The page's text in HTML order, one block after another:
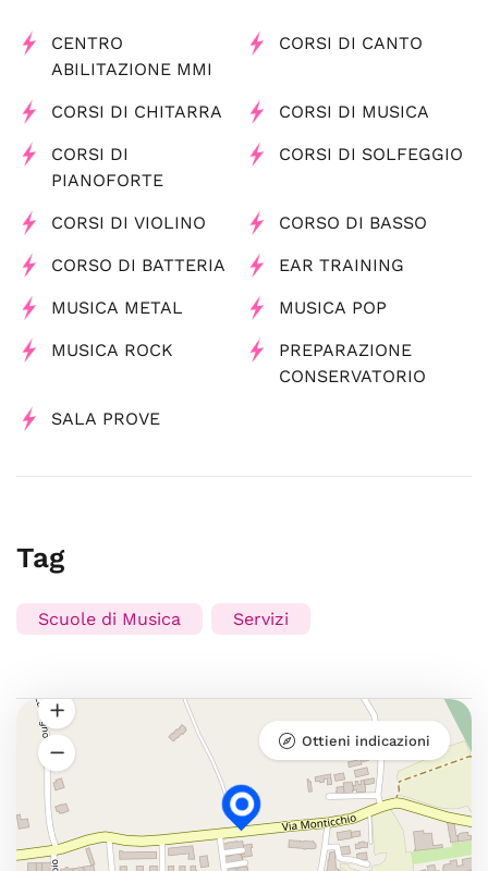
CENTRO
ABILITAZIONE MMI
CORSI DI CANTO
CORSI DI CHITARRA CORSI DI MUSICA
CORSI DI
PIANOFORTE
CORSI DI SOLFEGGIO
CORSI DI VIOLINO CORSO DI BASSO
CORSO DI BATTERIA EAR TRAINING
MUSICA METAL MUSICA POP
MUSICA ROCK
PREPARAZIONE
CONSERVATORIO
SALA PROVE
Tag
Scuole di Musica Servizi
Ottieni indicazioni